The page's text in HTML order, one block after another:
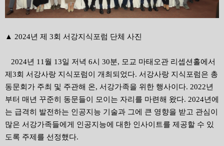
▲ 2024년 제 3회 서강지식포럼 단체 사진
2024년 11월 13일 저녁 6시 30분, 모교 마태오관 리셉션홀에서
제3회 서강사랑 지식포럼이 개최되었다. 서강사랑 지식포럼은 총
동문회가 주최 및 주관해 온, 서강가족을 위한 행사이다. 2022년
부터 매년 꾸준히 동문들이 모이는 자리를 마련해 왔다. 2024년에
는 급격히 발전하는 인공지능 기술과 그에 큰 영향을 받고 관심이
많은 서강가족들에게 인공지능에 대한 인사이트를 제공할 수 있
도록 주제를 선정했다.